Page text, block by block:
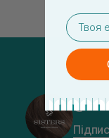
email